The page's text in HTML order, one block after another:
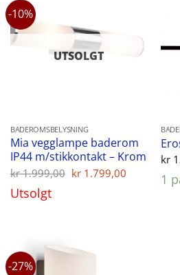
-10%
UTSOLGT
BADEROMSBELYSNING
Mia vegglampe baderom
IP44 m/stikkontakt – Krom
kr1.999,00 Opprinnelig
kr 1.799,00
Utsolgt
kr
1
-27%